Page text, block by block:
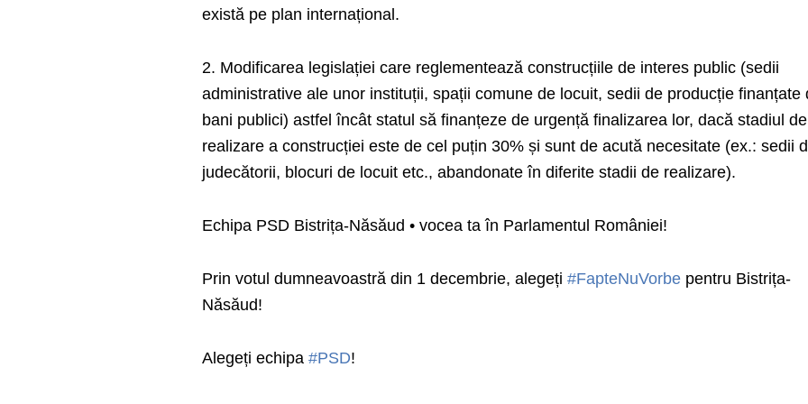
există pe plan internațional.
2. Modificarea legislației care reglementează construcțiile de interes public (sedii
administrative ale unor instituții, spații comune de locuit, sedii de producție finanțate
bani publici) astfel încât statul să finanțeze de urgență finalizarea lor, dacă stadiul de
realizare a construcției este de cel puțin 30% și sunt de acută necesitate (ex.: sedii
judecătorii, blocuri de locuit etc., abandonate în diferite stadii de realizare).
Echipa PSD Bistrița-Năsăud • vocea ta în Parlamentul României!
Prin votul dumneavoastră din 1 decembrie, alegeți#FapteNuVorbe pentru Bistrița-
Năsăud!
Alegeți echipa#PSD!